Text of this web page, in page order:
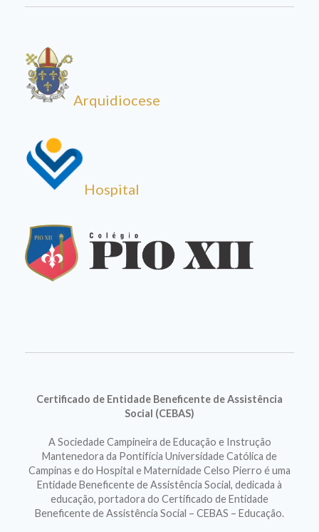
Arquidiocese
Hospital
Certificado de Entidade Beneficente de Assistência
Social (CEBAS)
A Sociedade Campineira de Educação e Instrução
Mantenedora da Pontifícia Universidade Católica de
Campinas e do Hospital e Maternidade Celso Pierro é uma
Entidade Beneficente de Assistência Social, dedicada à
educação, portadora do Certificado de Entidade
Beneficente de Assistência Social – CEBAS – Educação.